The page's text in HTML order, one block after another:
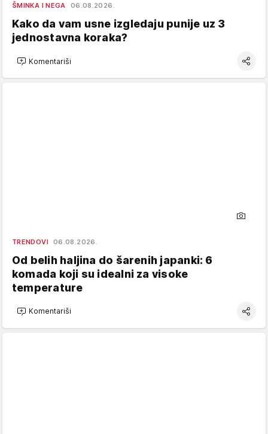
ŠMINKA I NEGA 06.08.2026.
Kako da vam usne izgledaju punije uz 3
jednostavna koraka?
Komentariši
TRENDOVI 06.08.2026.
Od belih haljina do šarenih japanki: 6
komada koji su idealni za visoke
temperature
Komentariši